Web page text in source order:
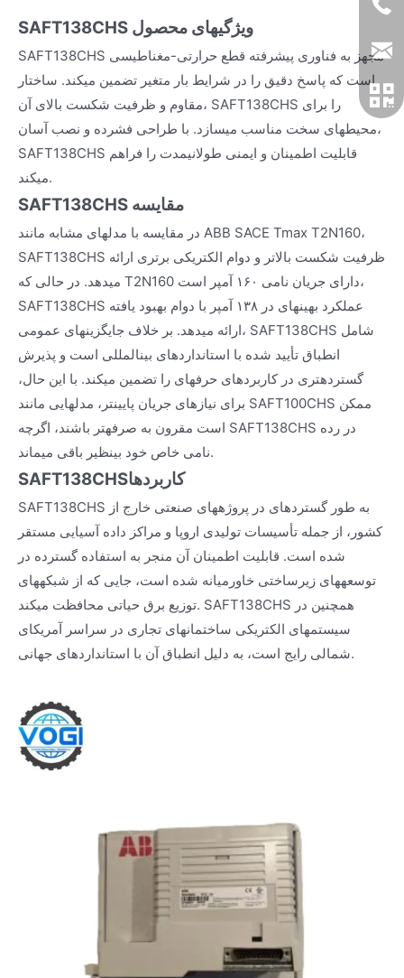
SAFT138CHS ویژگیهای محصول
SAFT138CHS مجهز به فناوری پیشرفته قطع حرارتی-مغناطیسی
است که پاسخ دقیق را در شرایط بار متغیر تضمین میکند. ساختار
مقاوم و ظرفیت شکست بالای آن، SAFT138CHS را برای
محیطهای سخت مناسب میسازد. با طراحی فشرده و نصب آسان،
SAFT138CHS قابلیت اطمینان و ایمنی طولانیمدت را فراهم
میکند.
SAFT138CHS مقایسه
در مقایسه با مدلهای مشابه مانند ABB SACE Tmax T2N160،
SAFT138CHS ظرفیت شکست بالاتر و دوام الکتریکی برتری ارائه
میدهد. در حالی که T2N160 دارای جریان نامی ۱۶۰ آمپر است،
SAFT138CHS عملکرد بهینهای در ۱۳۸ آمپر با دوام بهبود یافته
ارائه میدهد. بر خلاف جایگزینهای عمومی، SAFT138CHS شامل
انطباق تأیید شده با استانداردهای بینالمللی است و پذیرش
گستردهتری در کاربردهای حرفهای را تضمین میکند. با این حال،
برای نیازهای جریان پایینتر، مدلهایی مانند SAFT100CHS ممکن
است مقرون به صرفهتر باشند، اگرچه SAFT138CHS در رده
نامی خاص خود بینظیر باقی میماند.
SAFT138CHSکاربردها
SAFT138CHS به طور گستردهای در پروژههای صنعتی خارج از
کشور، از جمله تأسیسات تولیدی اروپا و مراکز داده آسیایی مستقر
شده است. قابلیت اطمینان آن منجر به استفاده گسترده در
توسعههای زیرساختی خاورمیانه شده است، جایی که از شبکههای
توزیع برق حیاتی محافظت میکند. SAFT138CHS همچنین در
سیستمهای الکتریکی ساختمانهای تجاری در سراسر آمریکای
شمالی رایج است، به دلیل انطباق آن با استانداردهای جهانی.